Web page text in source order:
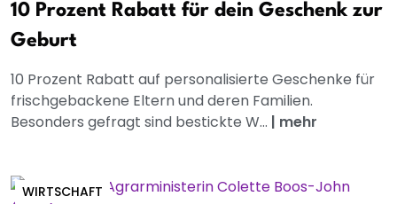
10 Prozent Rabatt für dein Geschenk zur
Geburt
10 Prozent Rabatt auf personalisierte Geschenke für
frischgebackene Eltern und deren Familien.
Besonders gefragt sind bestickte W... | mehr
WIRTSCHAFT